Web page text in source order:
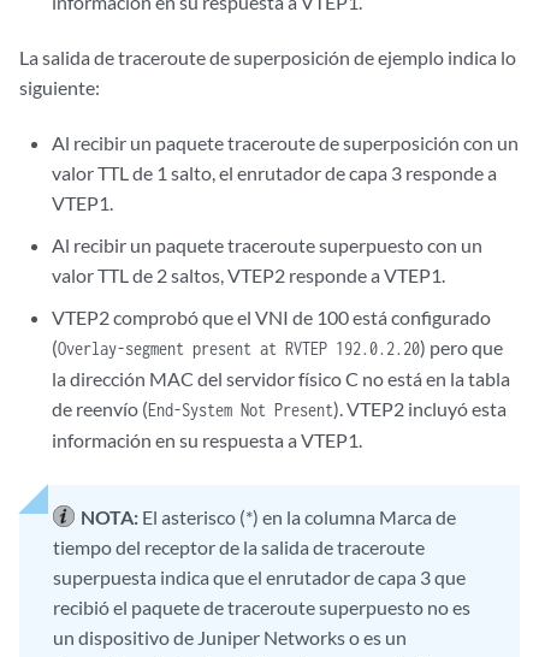
Request for seq 4, to 192.0.2.20, at 09-24 23:53:54 PDT.118 msecs
  Overlay-segment present at RVTEP 192.0.2.20
      End-System Not Present
Request for seq 5, to 192.0.2.20, at 09-24 23:53:54 PDT.129 msecs
Response for seq 5, from 192.0.2.20, at 09-24 23:53:54 PDT.133
  Overlay-segment present at RVTEP 192.0.2.20
La salida de traceroute de superposición de ejemplo indica lo
siguiente:
Al recibir un paquete traceroute de superposición con un
valor TTL de 1 salto, el enrutador de capa 3 responde a
VTEP1.
Al recibir un paquete traceroute superpuesto con un
valor TTL de 2 saltos, VTEP2 responde a VTEP1.
VTEP2 comprobó que el VNI de 100 está configurado
(Overlay-segment present at RVTEP 192.0.2.20) pero que
la dirección MAC del servidor físico C no está en la tabla
de reenvío (End-System Not Present). VTEP2 incluyó esta
información en su respuesta a VTEP1.
NOTA: El asterisco (*) en la columna Marca de
tiempo del receptor de la salida de traceroute
superpuesta indica que el enrutador de capa 3 que
recibió el paquete de traceroute superpuesto no es
un dispositivo de Juniper Networks o es un